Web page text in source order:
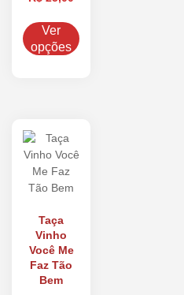
Ver
opções
Taça
Vinho
Você Me
Faz Tão
Bem